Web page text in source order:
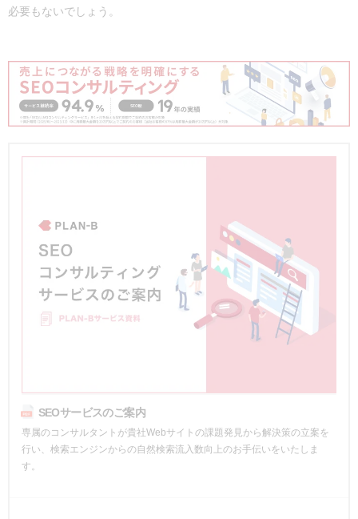
必要もないでしょう。
SEOサービスのご案内
専属のコンサルタントが貴社Webサイトの課題発見から解決策の立案を
行い、検索エンジンからの自然検索流入数向上のお手伝いをいたしま
す。